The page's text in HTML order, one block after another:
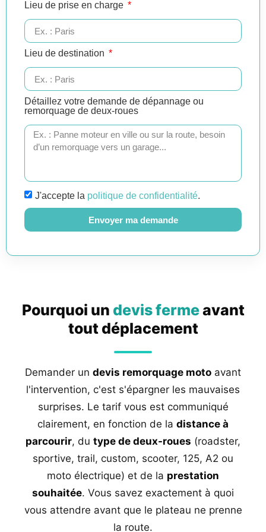
Lieu de prise en charge
Lieu de destination
Détaillez votre demande de dépannage ou
remorquage de deux-roues
J'accepte la politique de confidentialité.
Envoyer ma demande
Pourquoi un devis fermeavant
tout déplacement
Demander un devis remorquage moto avant
l'intervention, c'est s'épargner les mauvaises
surprises. Le tarif vous est communiqué
clairement, en fonction de la distance à
parcourir, du type de deux-roues (roadster,
sportive, trail, custom, scooter, 125, A2 ou
moto électrique) et de la prestation
souhaitée. Vous savez exactement à quoi
vous attendre avant que le plateau ne prenne
la route.